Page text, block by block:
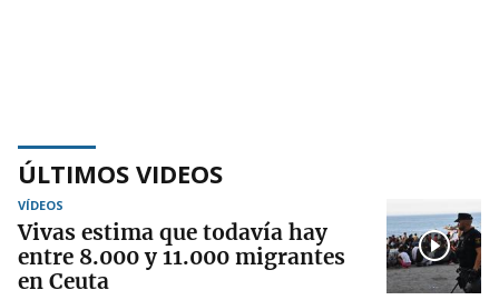
ÚLTIMOS VIDEOS
VÍDEOS
Vivas estima que todavía hay
entre 8.000 y 11.000 migrantes
en Ceuta